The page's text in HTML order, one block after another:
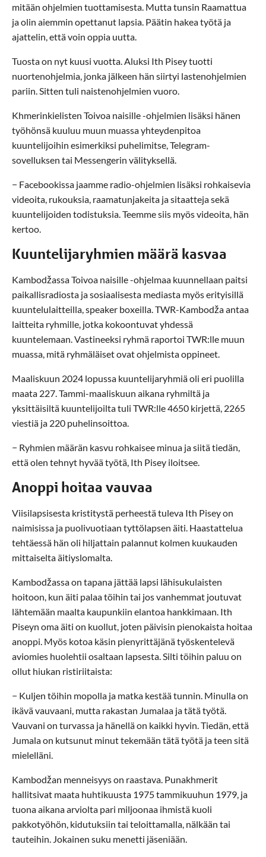
mitään ohjelmien tuottamisesta. Mutta tunsin Raamattua
ja olin aiemmin opettanut lapsia. Päätin hakea työtä ja
ajattelin, että voin oppia uutta.
Tuosta on nyt kuusi vuotta. Aluksi Ith Pisey tuotti
nuortenohjelmia, jonka jälkeen hän siirtyi lastenohjelmien
pariin. Sitten tuli naistenohjelmien vuoro.
Khmerinkielisten Toivoa naisille -ohjelmien lisäksi hänen
työhönsä kuuluu muun muassa yhteydenpitoa
kuuntelijoihin esimerkiksi puhelimitse, Telegram-
sovelluksen tai Messengerin välityksellä.
− Facebookissa jaamme radio-ohjelmien lisäksi rohkaisevia
videoita, rukouksia, raamatunjakeita ja sitaatteja sekä
kuuntelijoiden todistuksia. Teemme siis myös videoita, hän
kertoo.
Kuuntelijaryhmien määrä kasvaa
Kambodžassa Toivoa naisille -ohjelmaa kuunnellaan paitsi
paikallisradiosta ja sosiaalisesta mediasta myös erityisillä
kuuntelulaitteilla, speaker boxeilla. TWR-Kambodža antaa
laitteita ryhmille, jotka kokoontuvat yhdessä
kuuntelemaan. Vastineeksi ryhmä raportoi TWR:lle muun
muassa, mitä ryhmäläiset ovat ohjelmista oppineet.
Maaliskuun 2024 lopussa kuuntelijaryhmiä oli eri puolilla
maata 227. Tammi-maaliskuun aikana ryhmiltä ja
yksittäisiltä kuuntelijoilta tuli TWR:lle 4650 kirjettä, 2265
viestiä ja 220 puhelinsoittoa.
− Ryhmien määrän kasvu rohkaisee minua ja siitä tiedän,
että olen tehnyt hyvää työtä, Ith Pisey iloitsee.
Anoppi hoitaa vauvaa
Viisilapsisesta kristitystä perheestä tuleva Ith Pisey on
naimisissa ja puolivuotiaan tyttölapsen äiti. Haastattelua
tehtäessä hän oli hiljattain palannut kolmen kuukauden
mittaiselta äitiyslomalta.
Kambodžassa on tapana jättää lapsi lähisukulaisten
hoitoon, kun äiti palaa töihin tai jos vanhemmat joutuvat
lähtemään maalta kaupunkiin elantoa hankkimaan. Ith
Piseyn oma äiti on kuollut, joten päivisin pienokaista hoitaa
anoppi. Myös kotoa käsin pienyrittäjänä työskentelevä
aviomies huolehtii osaltaan lapsesta. Silti töihin paluu on
ollut hiukan ristiriitaista:
− Kuljen töihin mopolla ja matka kestää tunnin. Minulla on
ikävä vauvaani, mutta rakastan Jumalaa ja tätä työtä.
Vauvani on turvassa ja hänellä on kaikki hyvin. Tiedän, että
Jumala on kutsunut minut tekemään tätä työtä ja teen sitä
mielelläni.
Kambodžan menneisyys on raastava. Punakhmerit
hallitsivat maata huhtikuusta 1975 tammikuuhun 1979, ja
tuona aikana arviolta pari miljoonaa ihmistä kuoli
pakkotyöhön, kidutuksiin tai teloittamalla, nälkään tai
tauteihin. Jokainen suku menetti jäseniään.